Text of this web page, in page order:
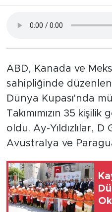
ABD, Kanada ve
sahipliğinde
Dünya Kupası'nda
Takımımızın 35
oldu. Ay-Yıldızlılar,
Avustralya ve